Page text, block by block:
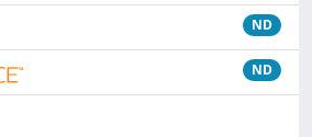
ND
ND